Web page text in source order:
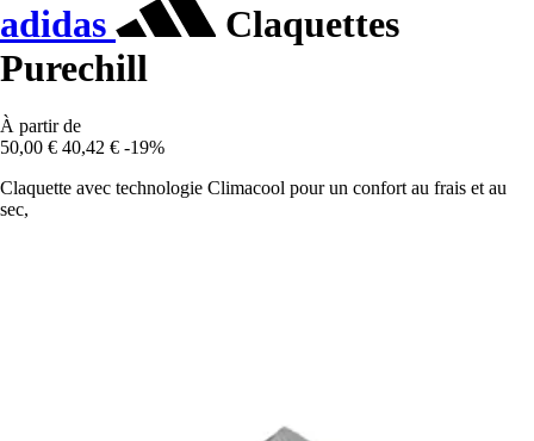
adidas
Claquettes
Purechill
À partir de
50,00 € 40,42 € -19%
Claquette avec technologie Climacool pour un confort au frais et au
sec,